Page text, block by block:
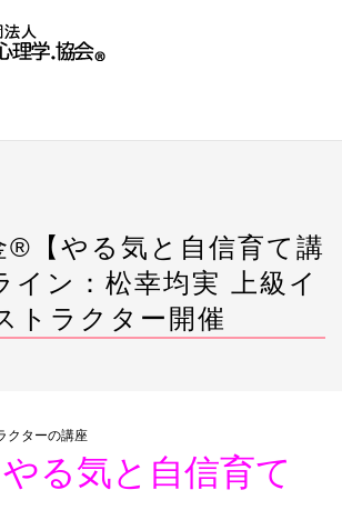
®︎【やる気と自信育て講
イン：松幸均実 上級イ
トラクター開催
クターの講座
る気と自信育て